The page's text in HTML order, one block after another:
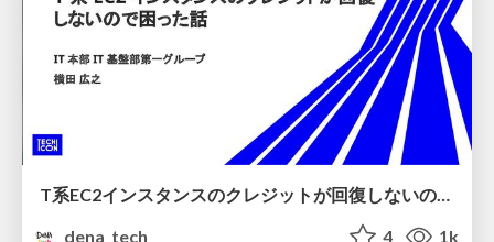
T系EC2インスタンスのクレジットが回復しないので困った話【DeNA TechCon 2023】
dena_tech
4 1k